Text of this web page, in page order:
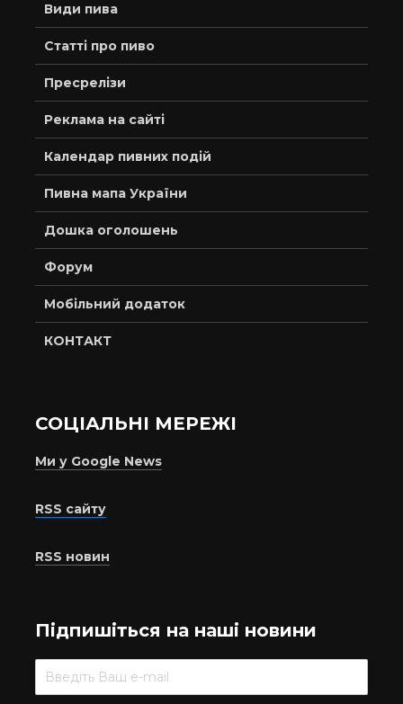
Види пива
Статті про пиво
Пресрелізи
Реклама на сайті
Календар пивних подій
Пивна мапа України
Дошка оголошень
Форум
Мобільний додаток
КОНТАКТ
СОЦІАЛЬНІ МЕРЕЖІ
Ми у Google News
RSS сайту
RSS новин
Підпишіться на наші новини